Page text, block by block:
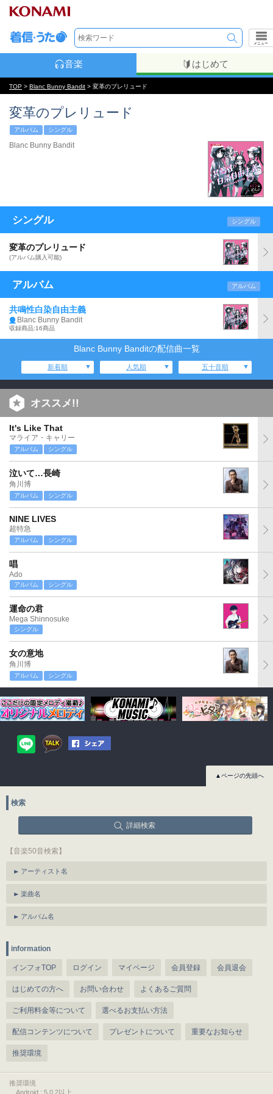
メニュー
音楽 はじめて
TOP > Blanc Bunny Bandit > 変革のプレリュード
変革のプレリュード
アルバム シングル
Blanc Bunny Bandit
シングル シングル
変革のプレリュード
(アルバム購入可能)
アルバム アルバム
共鳴性白染自由主義
Blanc Bunny Bandit
収録商品:16商品
Blanc Bunny Banditの配信曲一覧
新着順 人気順 五十音順
オススメ!!
It's Like That
マライア・キャリー
アルバム シングル
泣いて…長崎
角川博
アルバム シングル
NINE LIVES
超特急
アルバム シングル
唱
Ado
アルバム シングル
運命の君
Mega Shinnosuke
シングル
女の意地
角川博
アルバム シングル
▲ページの先頭へ
検索
詳細検索
【音楽50音検索】
アーティスト名
楽曲名
アルバム名
information
インフォTOP ログイン マイページ 会員登録 会員退会
はじめての方へ お問い合わせ よくあるご質問
ご利用料金等について 選べるお支払い方法
配信コンテンツについて プレゼントについて 重要なお知らせ
推奨環境
推奨環境
Android : 5.0.2以上